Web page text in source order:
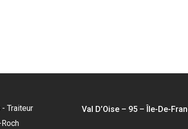
Traiteur
Val D’Oise – 95 – Île-De-